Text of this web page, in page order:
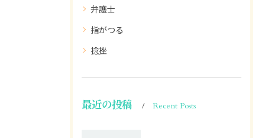
弁護士
指がつる
捻挫
最近の投稿 Recent Posts